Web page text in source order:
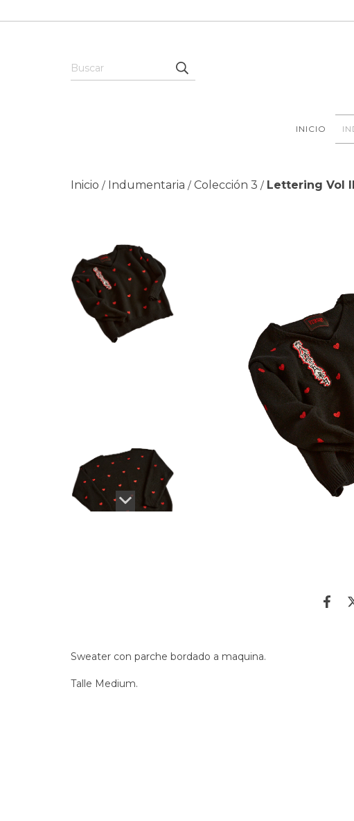
INICIO
Inicio / Indumentaria / Colección 3 / Lettering Vol II
Sweater con parche bordado a maquina.
Talle Medium.